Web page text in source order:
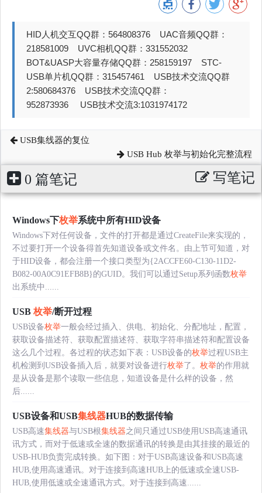
HID人机交互QQ群：564808376 UAC音频QQ群：
218581009 UVC相机QQ群：331552032
BOT&UASP大容量存储QQ群：258159197 STC-
USB单片机QQ群：315457461 USB技术交流QQ群
2:580684376 USB技术交流QQ群：
952873936 USB技术交流3:1031974172
USB集线器的复位
USB Hub 枚举与初始化完整流程
0 篇笔记 写笔记
Windows下枚举系统中所有HID设备
Windows下对任何设备，文件的打开都是通过CreateFile来实现的，
不过要打开一个设备得首先知道设备或文件名。由上节可知道，对
于HID设备，都会注册一个接口类型为{2ACCFE60-C130-11D2-
B082-00A0C91EFB8B}的GUID。我们可以通过Setup系列函数枚举
出系统中......
USB 枚举/断开过程
USB设备枚举一般会经过插入、供电、初始化、分配地址，配置，
获取设备描述符、获取配置描述符、获取字符串描述符和配置设备
这么几个过程。各过程的状态如下表：USB设备的枚举过程USB主
机检测到USB设备插入后，就要对设备进行枚举了。 枚举的作用就
是从设备是那个读取一些信息，知道设备是什么样的设备，然
后......
USB设备和USB集线器HUB的数据传输
USB高速集线器与USB根集线器之间只通过USB使用USB高速通讯
讯方式，而对于低速或全速的数据通讯的转换是由其挂接的最近的
USB-HUB负责完成转换。如下图：对于USB高速设备和USB高速
HUB,使用高速通讯。对于连接到高速HUB上的低速或全速USB-
HUB,使用低速或全速通讯方式。对于连接到高速......